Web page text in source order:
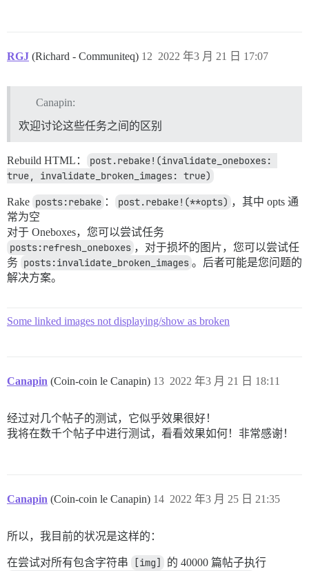
RGJ (Richard - Communiteq) 2022 年3 月 21 日 17:07
12
Canapin:
欢迎讨论这些任务之间的区别
Rebuild HTML：
post.rebake!(invalidate_oneboxes:
true, invalidate_broken_images: true)
Rake posts:rebake ： post.rebake!(**opts) ，其中 opts 通
常为空
对于 Oneboxes，您可以尝试任务
posts:refresh_oneboxes ，对于损坏的图片，您可以尝试任
务 posts:invalidate_broken_images 。后者可能是您问题的
解决方案。
Some linked images not displaying/show as broken
Canapin (Coin-coin le Canapin) 2022 年3 月 21 日 18:11
13
经过对几个帖子的测试，它似乎效果很好！
我将在数千个帖子中进行测试，看看效果如何！非常感谢！
Canapin (Coin-coin le Canapin) 2022 年3 月 25 日 21:35
14
所以，我目前的状况是这样的：
在尝试对所有包含字符串 [img] 的 40000 篇帖子执行